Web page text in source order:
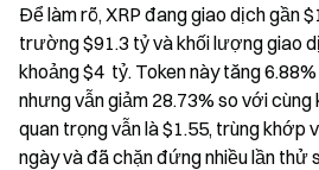
Để làm rõ, XRP đang giao dịch gần
trường $91.3 tỷ và khối lượng giao
khoảng $4  tỷ. Token này tăng
nhưng vẫn giảm 28.73% so với cùng
quan trọng vẫn là $1.55, trùng khớp
ngày và đã chặn đứng nhiều lần